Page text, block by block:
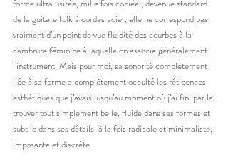
forme ultra usitée, mille fois copiée , devenue standard
de la guitare folk à cordes acier, elle ne correspond pas
vraiment d’un point de vue fluidité des courbes à la
cambrure féminine à laquelle on associe généralement
l’instrument. Mais pour moi, sa sonorité complètement
liée à sa forme a complètement occulté les réticences
esthétiques que j’avais jusqu’au moment où j’ai fini par la
trouver tout simplement belle, fluide dans ses formes et
subtile dans ses détails, à la fois radicale et minimaliste,
imposante et discrète.